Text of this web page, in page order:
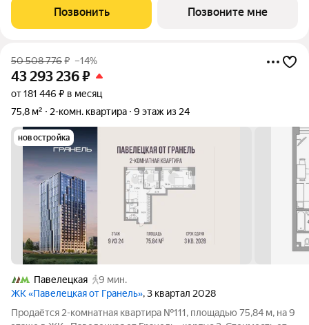
окна во двор. «Павелецкая от Гранель» проект бизнес-класса в
историческом
Позвонить Позвоните мне
50 508 776₽ –14%
43 293 236₽
от 181 446 ₽ в месяц
75,8 м²
2-комн. квартира 9 этаж из 24
новостройка
Павелецкая
9 мин.
ЖК «Павелецкая от Гранель», 3 квартал 2028
Продаётся 2-комнатная квартира №111, площадью 75,84 м, на 9